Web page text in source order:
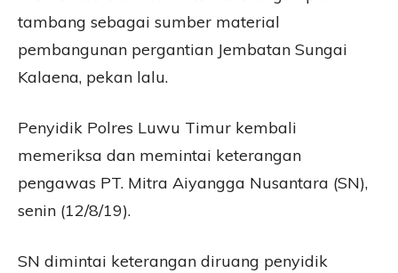
tambang sebagai sumber material
pembangunan pergantian Jembatan Sungai
Kalaena, pekan lalu.
Penyidik Polres Luwu Timur kembali
memeriksa dan memintai keterangan
pengawas PT. Mitra Aiyangga Nusantara (SN),
senin (12/8/19).
SN dimintai keterangan diruang penyidik